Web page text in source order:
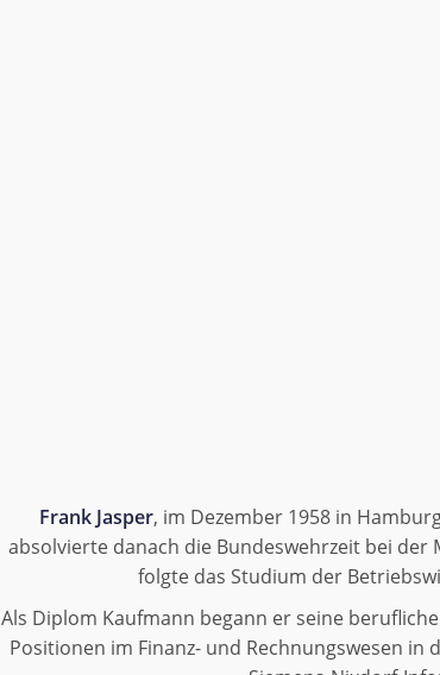
Frank Jasper, im Dezember 1958 in
absolvierte danach die Bundeswehrzeit bei
folgte das Studium der
Als Diplom Kaufmann begann er seine
Positionen im Finanz- und Rechnungswesen